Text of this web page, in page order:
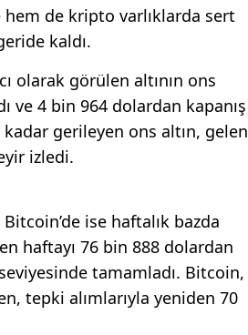
de kripto varlıklarda sert
kaldı.
olarak görülen altının ons
ve 4 bin 964 dolardan kapanış
gerileyen ons altın, gelen
izledi.
ise haftalık bazda
haftayı 76 bin 888 dolardan
tamamladı. Bitcoin,
tepki alımlarıyla yeniden 70